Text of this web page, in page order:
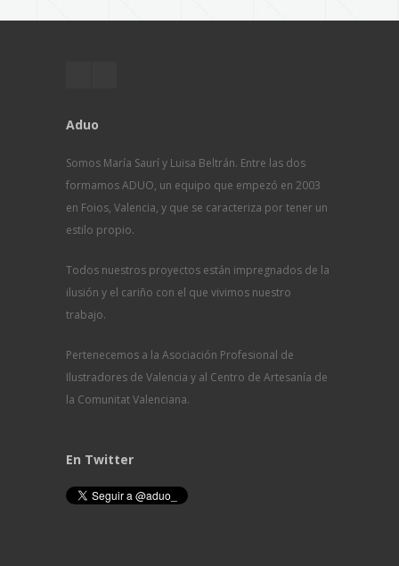
Aduo
Somos María Saurí y Luisa Beltrán. Entre las dos
formamos ADUO, un equipo que empezó en 2003
en Foios, Valencia, y que se caracteriza por tener un
estilo propio.
Todos nuestros proyectos están impregnados de la
ilusión y el cariño con el que vivimos nuestro
trabajo.
Pertenecemos a la Asociación Profesional de
Ilustradores de Valencia y al Centro de Artesanía de
la Comunitat Valenciana.
En Twitter